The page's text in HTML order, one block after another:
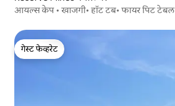
आयल्स केप • खाजगी• हॉट टब• फायर पिट टेबल
गेस्ट फेव्हरेट
गेस्ट फेव्हरेट